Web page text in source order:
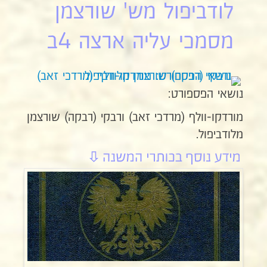
לודביפול מש' שורצמן
מסמכי עליה ארצה 4ב
נושאי הפספורט:
מורדקו-וולף (מרדכי זאב) ורבקי (רבקה) שורצמן
מלודביפול.